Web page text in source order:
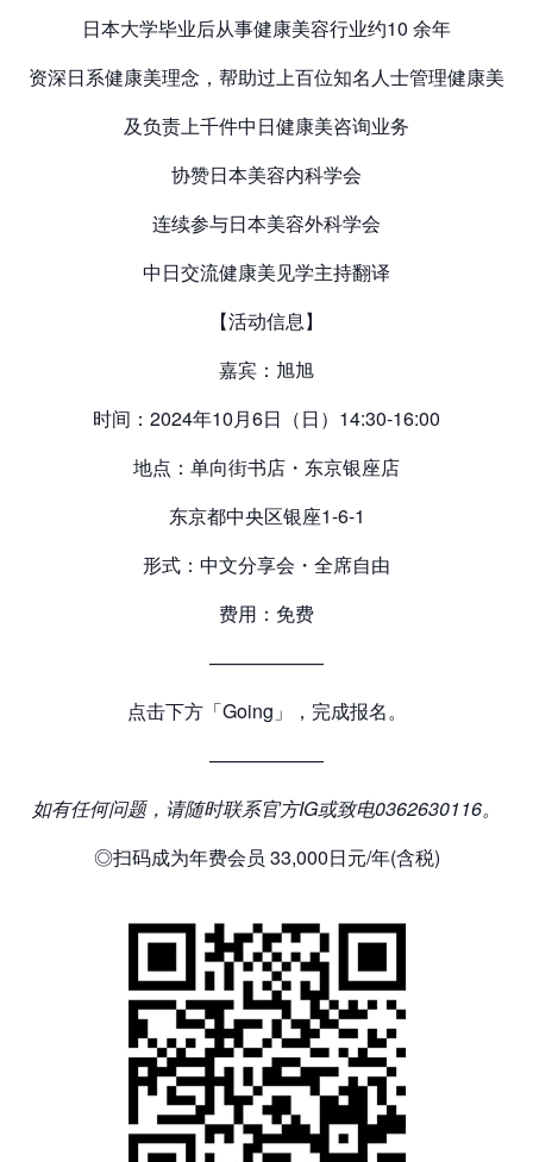
日本大学毕业后从事健康美容行业约10 余年
资深日系健康美理念，帮助过上百位知名人士管理健康美
及负责上千件中日健康美咨询业务
协赞日本美容内科学会
连续参与日本美容外科学会
中日交流健康美见学主持翻译
【活动信息】
嘉宾：旭旭
时间：2024年10月6日（日）14:30-16:00
地点：单向街书店・东京银座店
东京都中央区银座1-6-1
形式：中文分享会・全席自由
费用：免费
——————
点击下方「Going」，完成报名。
——————
如有任何问题，请随时联系官方IG或致电0362630116。
◎扫码成为年费会员 33,000日元/年(含税)